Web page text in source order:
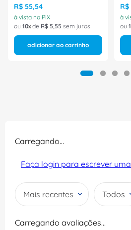
R$ 55,54
à vista no PIX
ou 10 de R$ 5,55 sem juros
adicionar ao carrinho
R$
à
ou 1
Carregando…
Faça login para escrever
Mais recentes Todos
Carregando avaliações…